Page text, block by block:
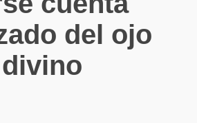
del ojo
divino